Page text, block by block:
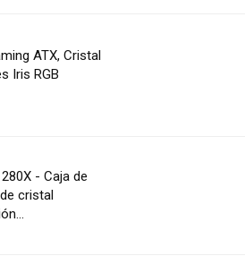
ATX, Cristal
Iris RGB
- Caja de
cristal